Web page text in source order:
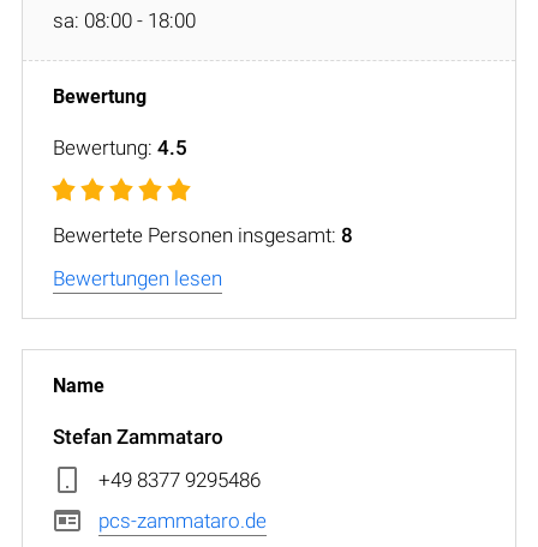
sa: 08:00 - 18:00
Bewertung: 4.5
Bewertete Personen insgesamt: 8
Bewertungen lesen
Stefan Zammataro
+49 8377 9295486
pcs-zammataro.de